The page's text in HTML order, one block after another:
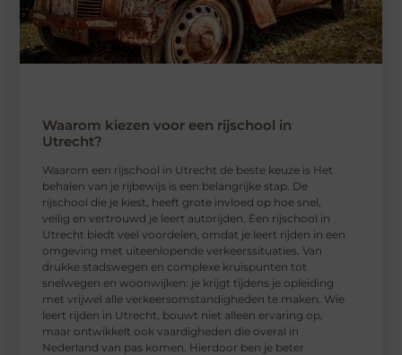
Waarom kiezen voor een rijschool in
Utrecht?
Waarom een ​​rijschool in Utrecht de beste keuze is Het
behalen van je rijbewijs is een belangrijke stap. De
rijschool die je kiest, heeft grote invloed op hoe snel,
veilig en vertrouwd je leert autorijden. Een rijschool in
Utrecht biedt veel voordelen, omdat je leert rijden in een
omgeving met uiteenlopende verkeerssituaties. Van
drukke stadswegen en complexe kruispunten tot
snelwegen en woonwijken: je krijgt tijdens je opleiding
met vrijwel alle verkeersomstandigheden te maken. Wie
leert rijden in Utrecht, bouwt niet alleen ervaring op,
maar ontwikkelt ook vaardigheden die overal in
Nederland van pas komen. Hierdoor ben je beter